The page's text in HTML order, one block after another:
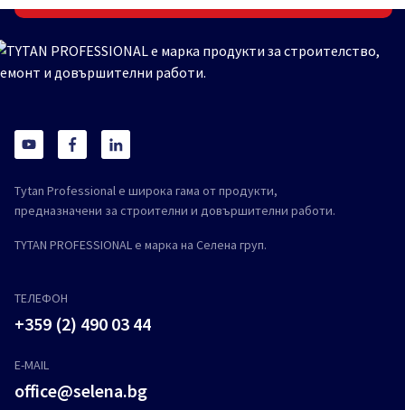
Tytan Professional е широка гама от продукти,
предназначени за строителни и довършителни работи.
TYTAN PROFESSIONAL е марка на Селена груп.
ТЕЛЕФОН
+359 (2) 490 03 44
E-MAIL
office@selena.bg